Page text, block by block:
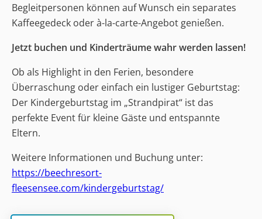
Begleitpersonen können auf Wunsch ein separates
Kaffeegedeck oder à-la-carte-Angebot genießen.
Jetzt buchen und Kinderträume wahr werden lassen!
Ob als Highlight in den Ferien, besondere
Überraschung oder einfach ein lustiger Geburtstag:
Der Kindergeburtstag im „Strandpirat“ ist das
perfekte Event für kleine Gäste und entspannte
Eltern.
Weitere Informationen und Buchung unter:
https://beechresort-
fleesensee.com/kindergeburtstag/